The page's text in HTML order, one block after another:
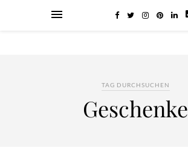
TAG DURCHSUCHEN
Geschenke